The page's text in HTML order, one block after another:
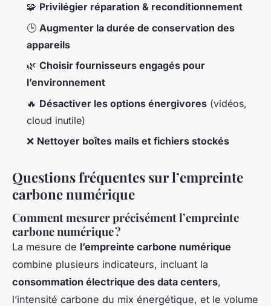
🧩 Privilégier réparation & reconditionnement
🕒 Augmenter la durée de conservation des
appareils
🌿 Choisir fournisseurs engagés pour
l’environnement
🔥 Désactiver les options énergivores (vidéos,
cloud inutile)
❌ Nettoyer boîtes mails et fichiers stockés
Questions fréquentes sur l’empreinte
carbone numérique
Comment mesurer précisément l’empreinte
carbone numérique ?
La mesure de l’empreinte carbone numérique
combine plusieurs indicateurs, incluant la
consommation électrique des data centers,
l’intensité carbone du mix énergétique, et le volume